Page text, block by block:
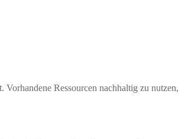
Ressourcen nachhaltig zu nutzen,